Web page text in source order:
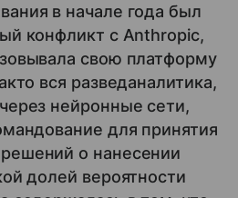
в начале года был
конфликт с Anthropic,
свою платформу
вся разведаналитика,
нейронные сети,
для принятия
о нанесении
долей вероятности